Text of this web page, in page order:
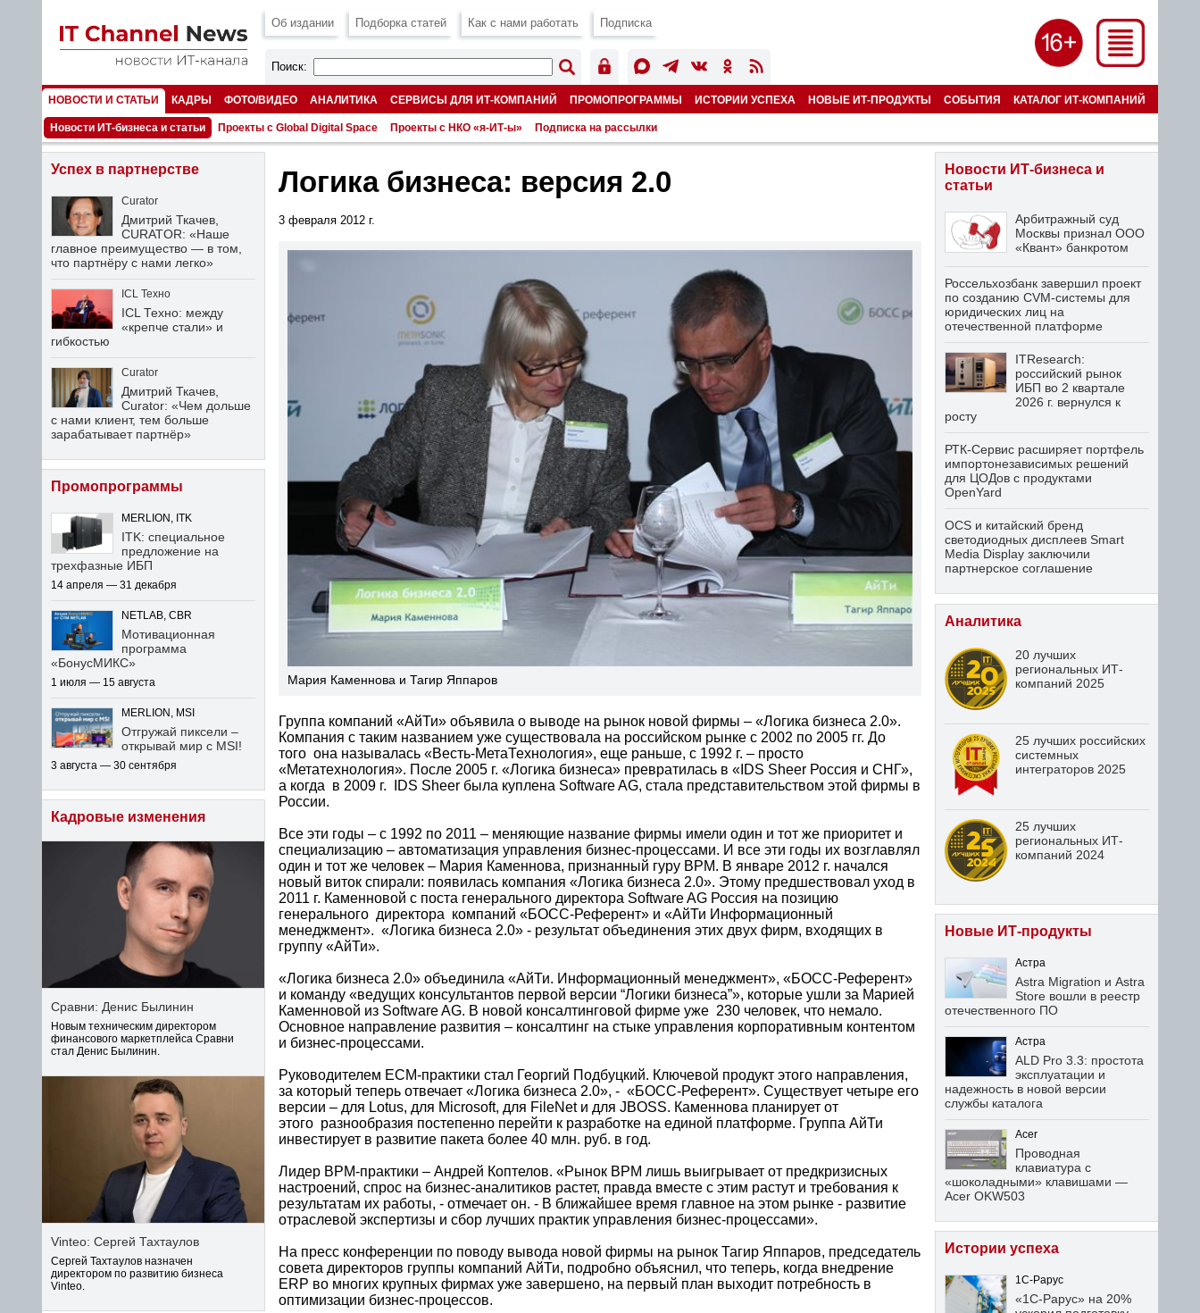
Об издании Подборка статей Как с нами работать Подписка
Поиск:
НОВОСТИ И СТАТЬИ КАДРЫ ФОТО/ВИДЕО АНАЛИТИКА СЕРВИСЫ ДЛЯ ИТ-КОМПАНИЙ ПРОМОПРОГРАММЫ ИСТОРИИ УСПЕХА НОВЫЕ ИТ-ПРОДУКТЫ СОБЫТИЯ КАТАЛОГ ИТ-КОМПАНИЙ
НОМЕРА
Новости ИТ-бизнеса и статьи Проекты с Global Digital Space Проекты с НКО «я-ИТ-ы» Подписка на рассылки
Логика бизнеса: версия 2.0
3 февраля 2012 г.
Мария Каменнова и Тагир Яппаров
Группа компаний «АйТи» объявила о выводе на рынок новой фирмы – «Логика бизнеса 2.0».
Компания с таким названием уже существовала на российском рынке с 2002 по 2005 гг. До
того она называлась «Весть-МетаТехнология», еще раньше, с 1992 г. – просто
«Метатехнология». После 2005 г. «Логика бизнеса» превратилась в «IDS Sheer Россия и СНГ»,
а когда в 2009 г. IDS Sheer была куплена Software AG, стала представительством этой фирмы в
России.
Все эти годы – с 1992 по 2011 – меняющие название фирмы имели один и тот же приоритет и
специализацию – автоматизация управления бизнес-процессами. И все эти годы их возглавлял
один и тот же человек – Мария Каменнова, признанный гуру BPM. В январе 2012 г. начался
новый виток спирали: появилась компания «Логика бизнеса 2.0». Этому предшествовал уход в
2011 г. Каменновой с поста генерального директора Software AG Россия на позицию
генерального директора компаний «БОСС-Референт» и «АйТи Информационный
менеджмент». «Логика бизнеса 2.0» - результат объединения этих двух фирм, входящих в
группу «АйТи».
«Логика бизнеса 2.0» объединила «АйТи. Информационный менеджмент», «БОСС-Референт»
и команду «ведущих консультантов первой версии “Логики бизнеса”», которые ушли за Марией
Каменновой из Software AG. В новой консалтинговой фирме уже 230 человек, что немало.
Основное направление развития – консалтинг на стыке управления корпоративным контентом
и бизнес-процессами.
Руководителем ECM-практики стал Георгий Подбуцкий. Ключевой продукт этого направления,
за который теперь отвечает «Логика бизнеса 2.0», - «БОСС-Референт». Существует четыре его
версии – для Lotus, для Microsoft, для FileNet и для JBOSS. Каменнова планирует от
этого разнообразия постепенно перейти к разработке на единой платформе. Группа АйТи
инвестирует в развитие пакета более 40 млн. руб. в год.
Лидер BPM-практики – Андрей Коптелов. «Рынок BPM лишь выигрывает от предкризисных
настроений, спрос на бизнес-аналитиков растет, правда вместе с этим растут и требования к
результатам их работы, - отмечает он. - В ближайшее время главное на этом рынке - развитие
отраслевой экспертизы и сбор лучших практик управления бизнес-процессами».
На пресс конференции по поводу вывода новой фирмы на рынок Тагир Яппаров, председатель
совета директоров группы компаний АйТи, подробно объяснил, что теперь, когда внедрение
ERP во многих крупных фирмах уже завершено, на первый план выходит потребность в
оптимизации бизнес-процессов.
Успех в партнерстве
Curator
Дмитрий Ткачев,
CURATOR: «Наше
главное преимущество — в том,
что партнёру с нами легко»
ICL Техно
ICL Техно: между
«крепче стали» и
гибкостью
Curator
Дмитрий Ткачев,
Curator: «Чем дольше
с нами клиент, тем больше
зарабатывает партнёр»
Промопрограммы
MERLION, ITK
ITK: специальное
предложение на
трехфазные ИБП
14 апреля — 31 декабря
NETLAB, CBR
Мотивационная
программа
«БонусМИКС»
1 июля — 15 августа
MERLION, MSI
Отгружай пиксели –
открывай мир с MSI!
3 августа — 30 сентября
Кадровые изменения
Сравни: Денис Былинин
Новым техническим директором
финансового маркетплейса Сравни
стал Денис Былинин.
Vinteo: Сергей Тахтаулов
Сергей Тахтаулов назначен
директором по развитию бизнеса
Vinteo.
Новости ИТ-бизнеса и
статьи
Арбитражный суд
Москвы признал ООО
«Квант» банкротом
Россельхозбанк завершил проект
по созданию CVM-системы для
юридических лиц на
отечественной платформе
ITResearch:
российский рынок
ИБП во 2 квартале
2026 г. вернулся к
росту
РТК-Сервис расширяет портфель
импортонезависимых решений
для ЦОДов с продуктами
OpenYard
OCS и китайский бренд
светодиодных дисплеев Smart
Media Display заключили
партнерское соглашение
Аналитика
20 лучших
региональных ИТ-
компаний 2025
25 лучших российских
системных
интеграторов 2025
25 лучших
региональных ИТ-
компаний 2024
Новые ИТ-продукты
Астра
Astra Migration и Astra
Store вошли в реестр
отечественного ПО
Астра
ALD Pro 3.3: простота
эксплуатации и
надежность в новой версии
службы каталога
Acer
Проводная
клавиатура с
«шоколадными» клавишами —
Acer OKW503
Истории успеха
1С-Рарус
«1С-Рарус» на 20%